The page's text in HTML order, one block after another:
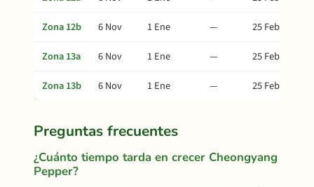
Zona 12b
6 Nov 1 Ene —
25 Feb
Zona 13a
6 Nov 1 Ene —
25 Feb
Zona 13b
6 Nov 1 Ene — 25 Feb
Preguntas frecuentes
¿Cuánto tiempo tarda en crecer Cheongyang
Pepper?